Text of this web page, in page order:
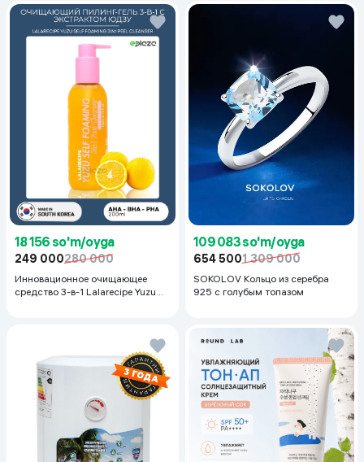
18 156 so'm/oyga
249 000280 000
Инновационное очищающее
средство 3-в-1 Lalarecipe Yuzu
109 083 so'm/oyga
654 5001 309 000
SOKOLOV Кольцо из серебра
925 с голубым топазом